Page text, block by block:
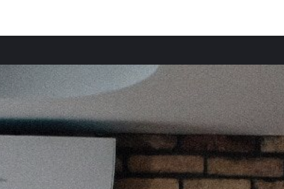
Apartamentos en Huesca provincia
Apartamentos en Navarra provincia
Apartamentos en Teruel provincia
Apartamentos en Guipúzcoa provincia
Apartamentos en Guadalajara provincia
Apartamentos en Ibiza provincia
Apartamentos en Formentera provincia